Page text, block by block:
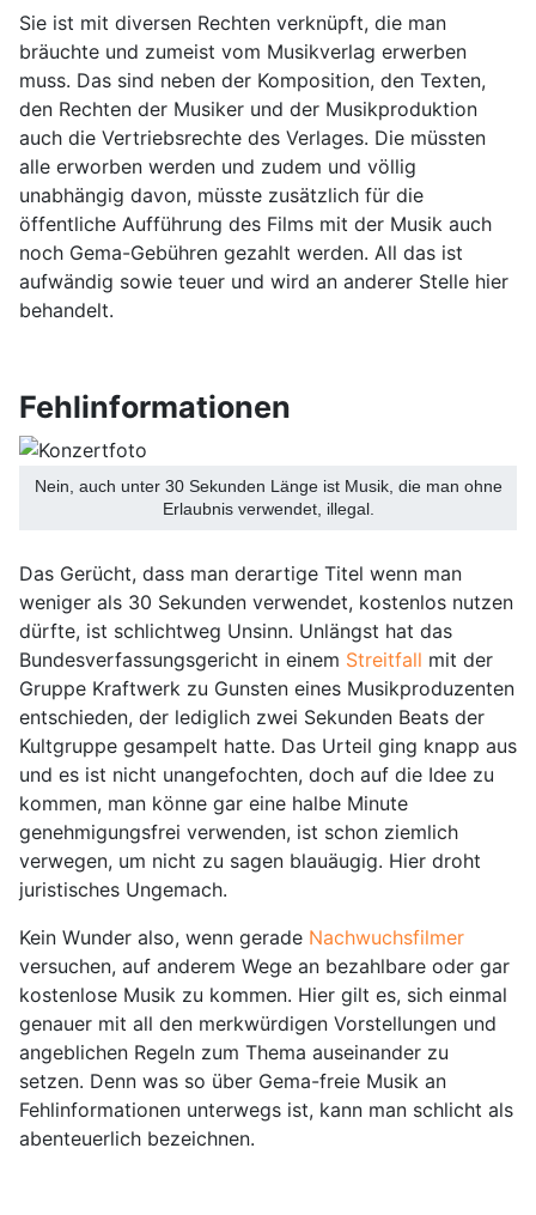
Sie ist mit diversen Rechten verknüpft, die man
bräuchte und zumeist vom Musikverlag erwerben
muss. Das sind neben der Komposition, den Texten,
den Rechten der Musiker und der Musikproduktion
auch die Vertriebsrechte des Verlages. Die müssten
alle erworben werden und zudem und völlig
unabhängig davon, müsste zusätzlich für die
öffentliche Aufführung des Films mit der Musik auch
noch Gema-Gebühren gezahlt werden. All das ist
aufwändig sowie teuer und wird an anderer Stelle hier
behandelt.
Fehlinformationen
Nein, auch unter 30 Sekunden Länge ist Musik, die man ohne
Erlaubnis verwendet, illegal.
Das Gerücht, dass man derartige Titel wenn man
weniger als 30 Sekunden verwendet, kostenlos nutzen
dürfte, ist schlichtweg Unsinn. Unlängst hat das
Bundesverfassungsgericht in einem Streitfall mit der
Gruppe Kraftwerk zu Gunsten eines Musikproduzenten
entschieden, der lediglich zwei Sekunden Beats der
Kultgruppe gesampelt hatte. Das Urteil ging knapp aus
und es ist nicht unangefochten, doch auf die Idee zu
kommen, man könne gar eine halbe Minute
genehmigungsfrei verwenden, ist schon ziemlich
verwegen, um nicht zu sagen blauäugig. Hier droht
juristisches Ungemach.
Kein Wunder also, wenn gerade Nachwuchsfilmer
versuchen, auf anderem Wege an bezahlbare oder gar
kostenlose Musik zu kommen. Hier gilt es, sich einmal
genauer mit all den merkwürdigen Vorstellungen und
angeblichen Regeln zum Thema auseinander zu
setzen. Denn was so über Gema-freie Musik an
Fehlinformationen unterwegs ist, kann man schlicht als
abenteuerlich bezeichnen.